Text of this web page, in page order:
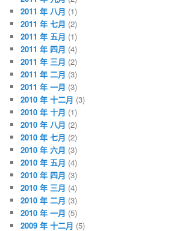
2011 年 八月 (1)
2011 年 七月 (2)
2011 年 五月 (1)
2011 年 四月 (4)
2011 年 三月 (2)
2011 年 二月 (3)
2011 年 一月 (3)
2010 年 十二月 (3)
2010 年 十月 (1)
2010 年 八月 (2)
2010 年 七月 (2)
2010 年 六月 (3)
2010 年 五月 (4)
2010 年 四月 (3)
2010 年 三月 (4)
2010 年 二月 (3)
2010 年 一月 (5)
2009 年 十二月 (5)